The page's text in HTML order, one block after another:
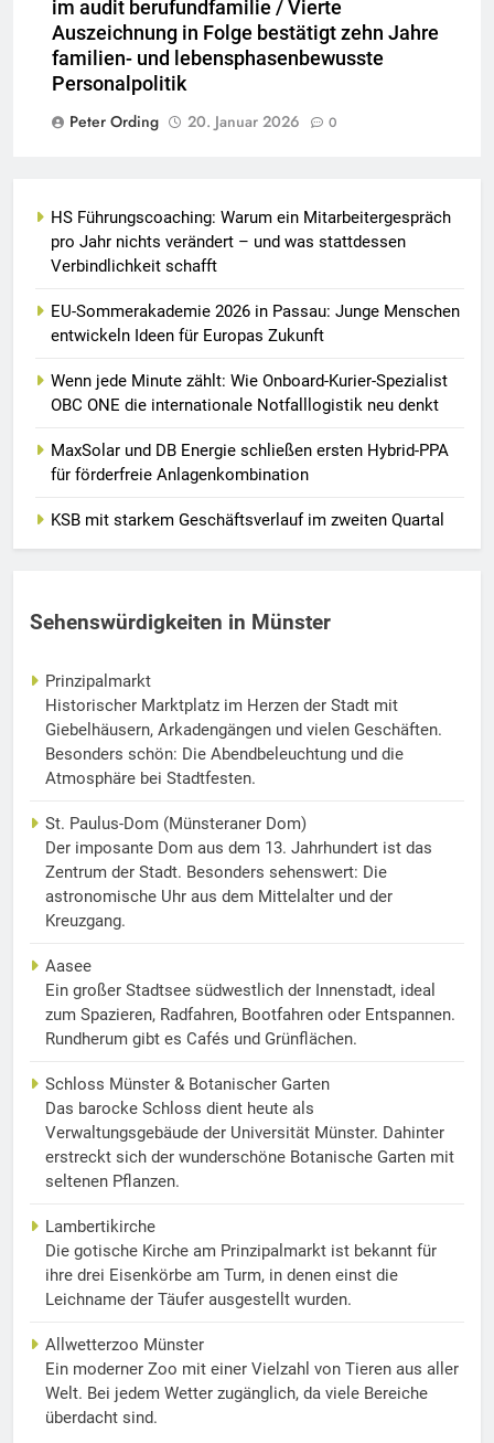
im audit berufundfamilie / Vierte
Auszeichnung in Folge bestätigt zehn Jahre
familien- und lebensphasenbewusste
Personalpolitik
Peter Ording
20. Januar 2026 0
HS Führungscoaching: Warum ein Mitarbeitergespräch
pro Jahr nichts verändert – und was stattdessen
Verbindlichkeit schafft
EU-Sommerakademie 2026 in Passau: Junge Menschen
entwickeln Ideen für Europas Zukunft
Wenn jede Minute zählt: Wie Onboard-Kurier-Spezialist
OBC ONE die internationale Notfalllogistik neu denkt
MaxSolar und DB Energie schließen ersten Hybrid-PPA
für förderfreie Anlagenkombination
KSB mit starkem Geschäftsverlauf im zweiten Quartal
Sehenswürdigkeiten in Münster
Prinzipalmarkt
Historischer Marktplatz im Herzen der Stadt mit
Giebelhäusern, Arkadengängen und vielen Geschäften.
Besonders schön: Die Abendbeleuchtung und die
Atmosphäre bei Stadtfesten.
St. Paulus-Dom (Münsteraner Dom)
Der imposante Dom aus dem 13. Jahrhundert ist das
Zentrum der Stadt. Besonders sehenswert: Die
astronomische Uhr aus dem Mittelalter und der
Kreuzgang.
Aasee
Ein großer Stadtsee südwestlich der Innenstadt, ideal
zum Spazieren, Radfahren, Bootfahren oder Entspannen.
Rundherum gibt es Cafés und Grünflächen.
Schloss Münster & Botanischer Garten
Das barocke Schloss dient heute als
Verwaltungsgebäude der Universität Münster. Dahinter
erstreckt sich der wunderschöne Botanische Garten mit
seltenen Pflanzen.
Lambertikirche
Die gotische Kirche am Prinzipalmarkt ist bekannt für
ihre drei Eisenkörbe am Turm, in denen einst die
Leichname der Täufer ausgestellt wurden.
Allwetterzoo Münster
Ein moderner Zoo mit einer Vielzahl von Tieren aus aller
Welt. Bei jedem Wetter zugänglich, da viele Bereiche
überdacht sind.